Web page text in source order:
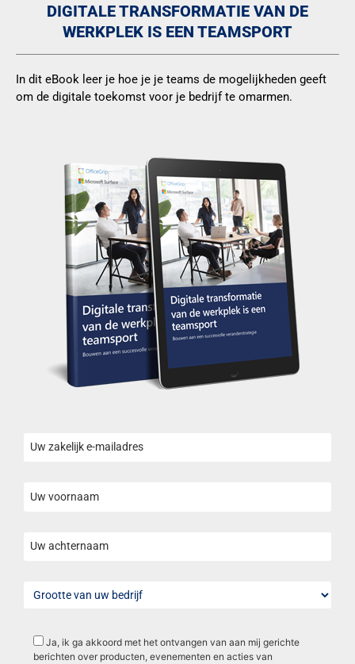
DIGITALE TRANSFORMATIE VAN DE
WERKPLEK IS EEN TEAMSPORT
In dit eBook leer je hoe je je teams de mogelijkheden geeft
om de digitale toekomst voor je bedrijf te omarmen.
Ja, ik ga akkoord met het ontvangen van aan mij gerichte
berichten over producten, evenementen en acties van